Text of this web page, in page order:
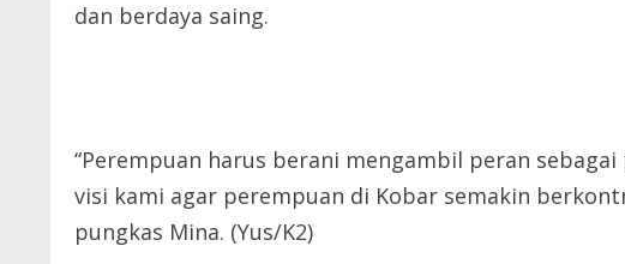
dan berdaya saing.
“Perempuan harus berani mengambil peran
visi kami agar perempuan di Kobar semakin
pungkas Mina. (Yus/K2)